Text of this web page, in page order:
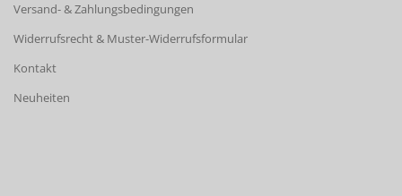
Versand- & Zahlungsbedingungen
Widerrufsrecht & Muster-Widerrufsformular
Kontakt
Neuheiten